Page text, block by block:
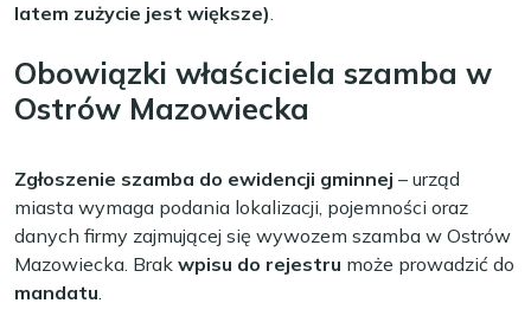
latem zużycie jest większe).
Obowiązki właściciela szamba w
Ostrów Mazowiecka
Zgłoszenie szamba do ewidencji gminnej – urząd
miasta wymaga podania lokalizacji, pojemności oraz
danych firmy zajmującej się wywozem szamba w Ostrów
Mazowiecka. Brak wpisu do rejestru może prowadzić do
mandatu.